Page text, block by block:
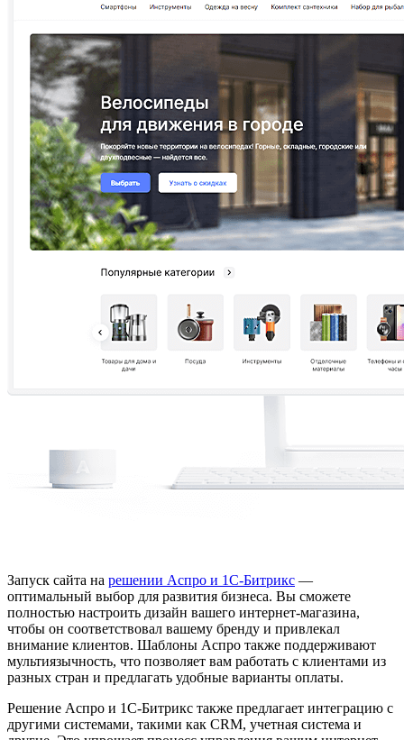
Запуск сайта на решении Аспро и 1С-Битрикс —
оптимальный выбор для развития бизнеса. Вы сможете
полностью настроить дизайн вашего интернет-магазина,
чтобы он соответствовал вашему бренду и привлекал
внимание клиентов. Шаблоны Аспро также поддерживают
мультиязычность, что позволяет вам работать с клиентами из
разных стран и предлагать удобные варианты оплаты.
Решение Аспро и 1С-Битрикс также предлагает интеграцию с
другими системами, такими как CRM, учетная система и